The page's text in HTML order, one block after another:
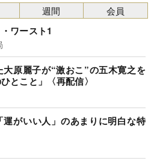
ワースト1
原麗子が“激おこ”の五木寛之を
とこと」〈再配信〉
がいい人」のあまりに明白な特
週間 会員